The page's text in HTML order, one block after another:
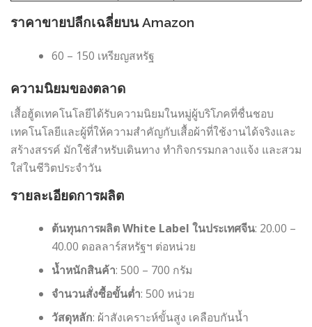
ราคาขายปลีกเฉลี่ยบน Amazon
60 – 150 เหรียญสหรัฐ
ความนิยมของตลาด
เสื้อฮู้ดเทคโนโลยีได้รับความนิยมในหมู่ผู้บริโภคที่ชื่นชอบ
เทคโนโลยีและผู้ที่ให้ความสำคัญกับเสื้อผ้าที่ใช้งานได้จริงและ
สร้างสรรค์ มักใช้สำหรับเดินทาง ทำกิจกรรมกลางแจ้ง และสวม
ใส่ในชีวิตประจำวัน
รายละเอียดการผลิต
ต้นทุนการผลิต White Label ในประเทศจีน: 20.00 –
40.00 ดอลลาร์สหรัฐฯ ต่อหน่วย
น้ำหนักสินค้า: 500 – 700 กรัม
จำนวนสั่งซื้อขั้นต่ำ: 500 หน่วย
วัสดุหลัก: ผ้าสังเคราะห์ขั้นสูง เคลือบกันน้ำ